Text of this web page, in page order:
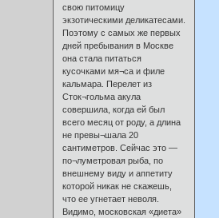
свою питомицу
экзотическими деликатесами.
Поэтому с самых же первых
дней пребывания в Москве
она стала питаться
кусочками мя¬са и филе
кальмара. Перелет из
Сток¬гольма акула
совершила, когда ей был
всего месяц от роду, а длина
не превы¬шала 20
сантиметров. Сейчас это —
по¬луметровая рыба, по
внешнему виду и аппетиту
которой никак не скажешь,
что ее угнетает неволя.
Видимо, московская «диета»